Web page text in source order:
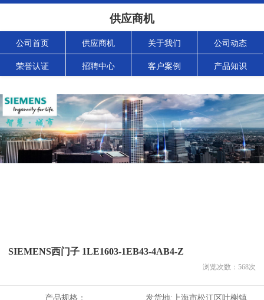
供应商机
公司首页 供应商机 关于我们 公司动态
荣誉认证 招聘中心 客户案例 产品知识
SIEMENS西门子 1LE1603-1EB43-4AB4-Z
浏览次数： 568次
产品规格： 发货地: 上海市松江区叶榭镇